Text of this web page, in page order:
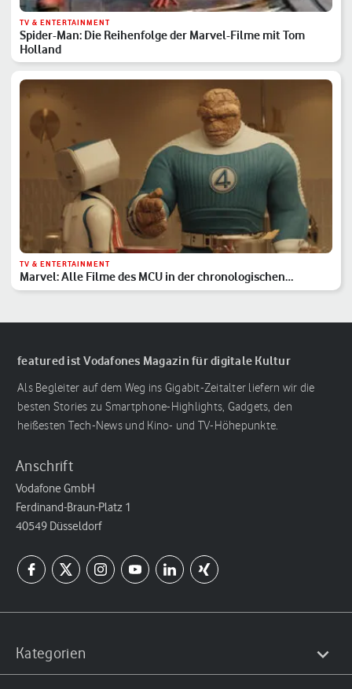
TV & ENTERTAINMENT
Spider-Man: Die Reihenfolge der Marvel-Filme mit Tom
Holland
TV & ENTERTAINMENT
Marvel: Alle Filme des MCU in der chronologischen
Reihenfolge
featured ist Vodafones Magazin für digitale Kultur
Als Begleiter auf dem Weg ins Gigabit-Zeitalter liefern wir die
besten Stories zu Smartphone-Highlights, Gadgets, den
heißesten Tech-News und Kino- und TV-Höhepunkte.
Anschrift
Vodafone GmbH
Ferdinand-Braun-Platz 1
40549 Düsseldorf
Kategorien